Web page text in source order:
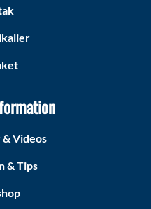
Videos
& Tips